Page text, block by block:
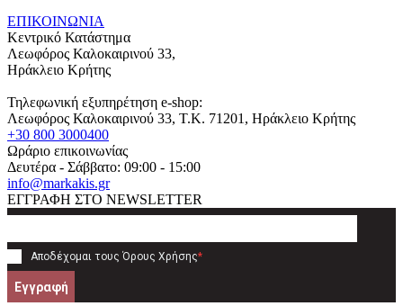
ΕΠΙΚΟΙΝΩΝΙΑ
Κεντρικό Κατάστημα
Λεωφόρος Καλοκαιρινού 33,
Ηράκλειο Κρήτης
Τηλεφωνική εξυπηρέτηση e-shop:
Λεωφόρος Καλοκαιρινού 33, T.K. 71201, Ηράκλειο Κρήτης
+30 800 3000400
Ωράριο επικοινωνίας
Δευτέρα - Σάββατο: 09:00 - 15:00
info@markakis.gr
ΕΓΓΡΑΦΗ ΣΤΟ NEWSLETTER
Αποδέχομαι τους Όρους Χρήσης*
Εγγραφή